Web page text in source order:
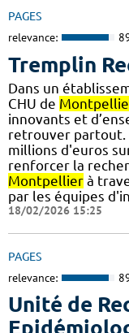
PAGES
relevance:
Tremplin
Dans un
CHU de
innovants et
retrouver partout.
millions d'euros
renforcer la
Montpellier à
par les équipes
18/02/2026 15:25
PAGES
relevance:
Unité de